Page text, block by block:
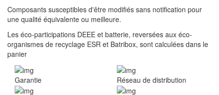
Composants susceptibles d'être modifiés sans notification pour
une qualité équivalente ou meilleure.
Les éco-participations DEEE et batterie, reversées aux éco-
organismes de recyclage ESR et Batribox, sont calculées dans le
panier
Garantie Réseau de distribution